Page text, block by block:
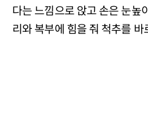
다는 느낌으로 앉고 손은 눈높
리와 복부에 힘을 줘 척추를